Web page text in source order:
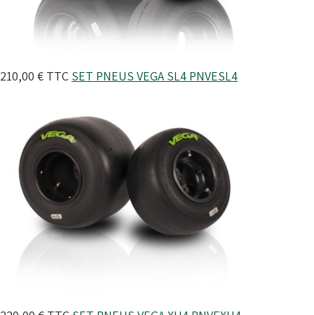
210,00 € TTC SET PNEUS VEGA SL4 PNVESL4